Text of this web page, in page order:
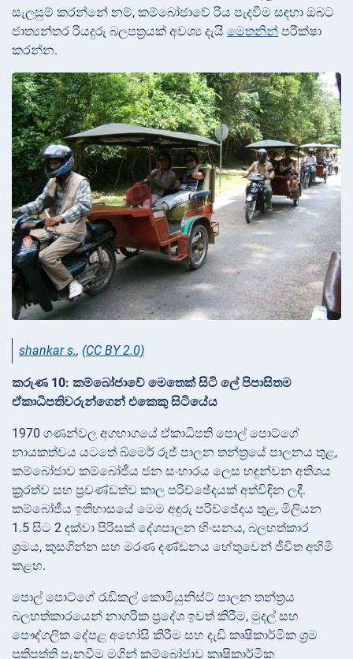
සැලසුම් කරන්නේ නම්, කම්බෝජාවේ රිය පැදවීම සඳහා ඔබට
ජාත්‍යන්තර රියදුරු බලපත්‍රයක් අවශ්‍ය දැයි මෙතනින් පරීක්ෂා
කරන්න.
shankar s., (CC BY 2.0)
කරුණ 10: කම්බෝජාවේ මෙතෙක් සිටි ලේ පිපාසිතම
ඒකාධිපතිවරුන්ගෙන් එකෙකු සිටියේය
1970 ගණන්වල අගභාගයේ ඒකාධිපති පොල් පොට්ගේ
නායකත්වය යටතේ ඛ්මෙර් රූජ් පාලන තන්ත්‍රයේ පාලනය තුළ,
කම්බෝජාව කම්බෝජීය ජන සංහාරය ලෙස හඳුන්වන අතිශය
ක්‍රූරත්ව සහ ප්‍රචණ්ඩත්ව කාල පරිච්ඡේදයක් අත්විඳින ලදී.
කම්බෝජීය ඉතිහාසයේ මෙම අඳුරු පරිච්ඡේදය තුළ, මිලියන
1.5 සිට 2 දක්වා පිරිසක් දේශපාලන හිංසනය, බලහත්කාර
ශ්‍රමය, කුසගින්න සහ මරණ දණ්ඩනය හේතුවෙන් ජීවිත අහිමි
කළහ.
පොල් පොට්ගේ රැඩිකල් කොමියුනිස්ට් පාලන තන්ත්‍රය
බලහත්කාරයෙන් නාගරික ප්‍රදේශ ඉවත් කිරීම, මුදල් සහ
පෞද්ගලික දේපළ අහෝසි කිරීම සහ දැඩි කෘෂිකාර්මික ශ්‍රම
ප්‍රතිපත්ති පැනවීම මගින් කම්බෝජාව කෘෂිකාර්මික